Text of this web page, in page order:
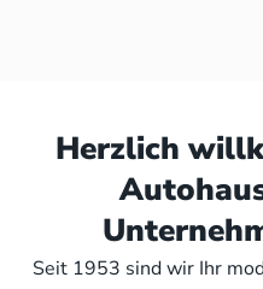
Herzlich
Seit 1953 sind wir Ihr